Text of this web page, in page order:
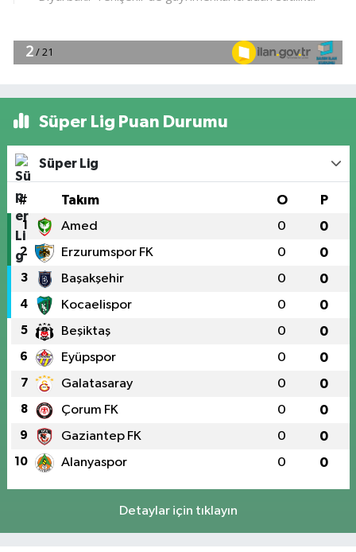
Süper Lig Puan Durumu
Süper Lig
# Takım O P
1 Amed 0 0
2 Erzurumspor FK 0 0
3 Başakşehir 0 0
4 Kocaelispor 0 0
5 Beşiktaş 0 0
6 Eyüpspor 0 0
7 Galatasaray 0 0
8 Çorum FK 0 0
9 Gaziantep FK 0 0
10 Alanyaspor 0 0
Detaylar için tıklayın